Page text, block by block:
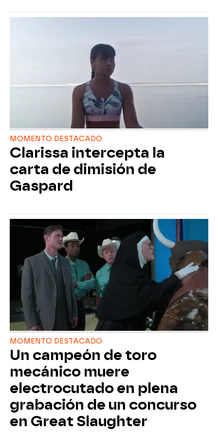
MOMENTO DESTACADO
Clarissa intercepta la
carta de dimisión de
Gaspard
MOMENTO DESTACADO
Un campeón de toro
mecánico muere
electrocutado en plena
grabación de un concurso
en Great Slaughter